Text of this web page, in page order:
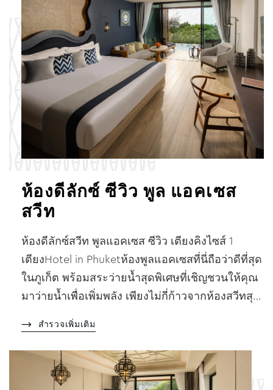
ห้องดีลักซ์ ซีวิว พูล แอคเซส
สวีท
ห้องดีลักซ์สวีท พูลแอคเซส ซีวิว เตียงคิงไซส์ 1
เตียงHotel in Phuketห้องพูลแอคเซสที่นี่ถือว่าดีที่สุด
ในภูเก็ต พร้อมสระว่ายน้ำสุดพิเศษที่เชิญชวนให้คุณ
มาว่ายน้ำเพื่อเพิ่มพลัง เพียงไม่กี่ก้าวจากห้องสวีทสุ…
สำรวจเพิ่มเติม